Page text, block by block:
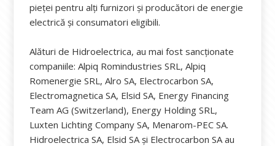
pieţei pentru alţi furnizori şi producători de energie
electrică şi consumatori eligibili.
Alături de Hidroelectrica, au mai fost sancţionate
companiile: Alpiq Romindustries SRL, Alpiq
Romenergie SRL, Alro SA, Electrocarbon SA,
Electromagnetica SA, Elsid SA, Energy Financing
Team AG (Switzerland), Energy Holding SRL,
Luxten Lichting Company SA, Menarom-PEC SA.
Hidroelectrica SA, Elsid SA şi Electrocarbon SA au